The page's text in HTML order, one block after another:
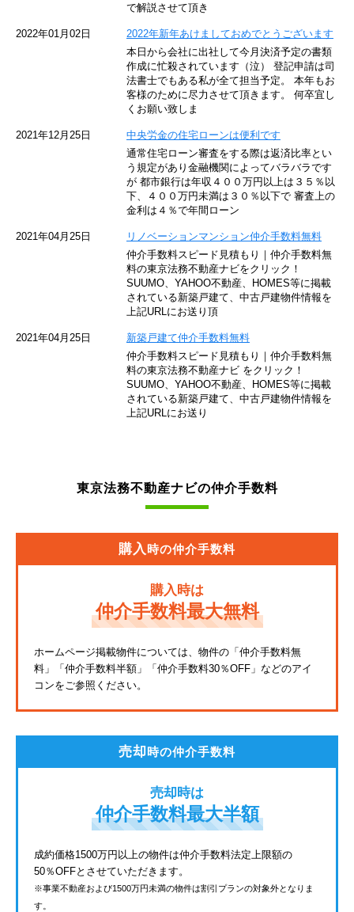
京王井の頭線
JR湘南新宿ライン
京王京王線
東京臨海高速鉄道
東急世田谷線
JR南武線
東武東上線
JR鶴見線
京成金町線
で解説させて頂き
2022年01月02日
2022年新年あけましておめでとうございます
本日から会社に出社して今月決済予定の書類
作成に忙殺されています（泣） 登記申請は司
法書士でもある私が全て担当予定。 本年もお
客様のために尽力させて頂きます。 何卒宜し
くお願い致しま
2021年12月25日
中央労金の住宅ローンは便利です
通常住宅ローン審査をする際は返済比率とい
う規定があり金融機関によってバラバラです
が 都市銀行は年収４００万円以上は３５％以
下、４００万円未満は３０％以下で 審査上の
金利は４％で年間ローン
2021年04月25日
リノベーションマンション仲介手数料無料
仲介手数料スピード見積もり｜仲介手数料無
料の東京法務不動産ナビをクリック！
SUUMO、YAHOO不動産、HOMES等に掲載
されている新築戸建て、中古戸建物件情報を
上記URLにお送り頂
2021年04月25日
新築戸建て仲介手数料無料
仲介手数料スピード見積もり｜仲介手数料無
料の東京法務不動産ナビ をクリック！
SUUMO、YAHOO不動産、HOMES等に掲載
されている新築戸建て、中古戸建物件情報を
上記URLにお送り
東京法務不動産ナビの仲介手数料
購入時の仲介手数料
購入時は
仲介手数料最大無料
ホームページ掲載物件については、物件の「仲介手数料無
料」
「仲介手数料半額」「仲介手数料30％OFF」などのアイ
コンをご参照ください。
売却時の仲介手数料
売却時は
仲介手数料最大半額
成約価格1500万円以上の物件は仲介手数料法定上限額の
50％OFFとさせていただきます。
※事業不動産および1500万円未満の物件は割引プランの対象外となりま
す。